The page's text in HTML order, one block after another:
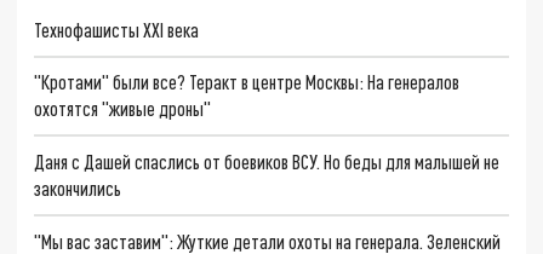
Технофашисты XXI века
"Кротами" были все? Теракт в центре Москвы: На генералов
охотятся "живые дроны"
Даня с Дашей спаслись от боевиков ВСУ. Но беды для малышей не
закончились
"Мы вас заставим": Жуткие детали охоты на генерала. Зеленский